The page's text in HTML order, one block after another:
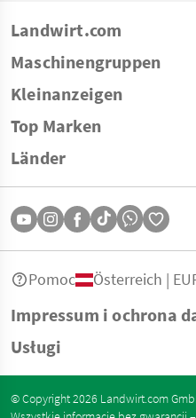
Landwirt.com
Maschinengruppen
Kleinanzeigen
Top Marken
Länder
Impressum i ochrona
Usługi
Pomoc Österreich |
© Copyright 2026 Landwirt.com